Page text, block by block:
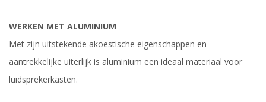
WERKEN MET ALUMINIUM
Met zijn uitstekende akoestische eigenschappen en
aantrekkelijke uiterlijk is aluminium een ideaal materiaal voor
luidsprekerkasten.